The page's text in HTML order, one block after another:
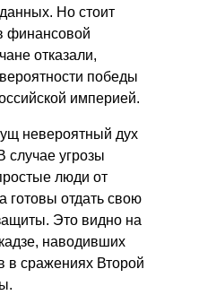
Но стоит
финансовой
отказали,
победы
империей.
невероятный дух
случае угрозы
люди от
готовы отдать свою
Это видно на
наводивших
в сражениях Второй